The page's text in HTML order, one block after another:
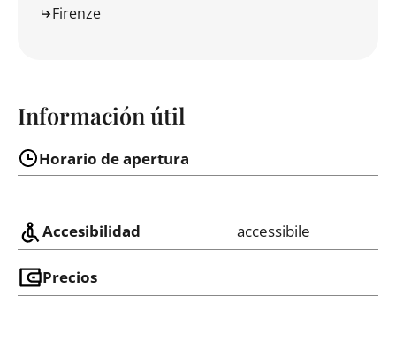
Firenze
Información útil
Horario de apertura
Accesibilidad accessibile
Precios